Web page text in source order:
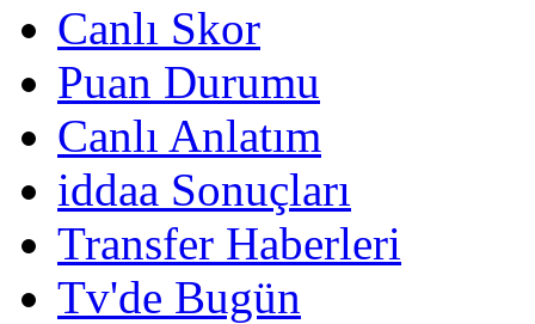
Canlı Skor
Puan Durumu
Canlı Anlatım
iddaa Sonuçları
Transfer Haberleri
Tv'de Bugün